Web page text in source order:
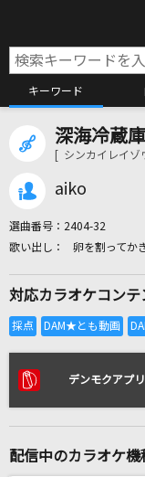
キーワード
リアル
深海冷蔵庫
[ シンカイレイゾ
aiko
選曲番号： 2404-32
卵を割ってか
対応カラオケコンテ
デンモクアプ
配信中のカラオケ機